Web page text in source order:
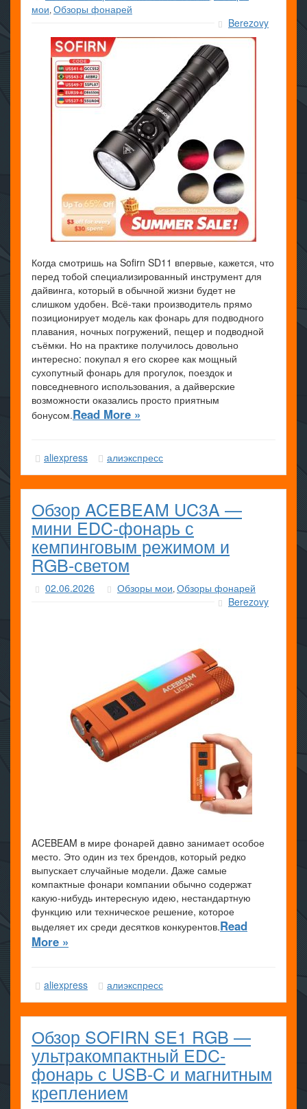
мои, Обзоры фонарей
Berezovy
Когда смотришь на Sofirn SD11 впервые, кажется, что
перед тобой специализированный инструмент для
дайвинга, который в обычной жизни будет не
слишком удобен. Всё-таки производитель прямо
позиционирует модель как фонарь для подводного
плавания, ночных погружений, пещер и подводной
съёмки. Но на практике получилось довольно
интересно: покупал я его скорее как мощный
сухопутный фонарь для прогулок, поездок и
повседневного использования, а дайверские
возможности оказались просто приятным
бонусом.Read More »
aliexpress алиэкспресс
Обзор ACEBEAM UC3A —
мини EDC-фонарь с
кемпинговым режимом и
RGB-светом
02.06.2026 Обзоры мои, Обзоры фонарей
Berezovy
ACEBEAM в мире фонарей давно занимает особое
место. Это один из тех брендов, который редко
выпускает случайные модели. Даже самые
компактные фонари компании обычно содержат
какую-нибудь интересную идею, нестандартную
функцию или техническое решение, которое
выделяет их среди десятков конкурентов.Read
More »
aliexpress алиэкспресс
Обзор SOFIRN SE1 RGB —
ультракомпактный EDC-
фонарь с USB-C и магнитным
креплением